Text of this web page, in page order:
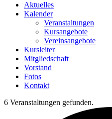
Aktuelles
Kalender
Veranstaltungen
Kursangebote
Vereinsangebote
Kursleiter
Mitgliedschaft
Vorstand
Fotos
Kontakt
6 Veranstaltungen gefunden.